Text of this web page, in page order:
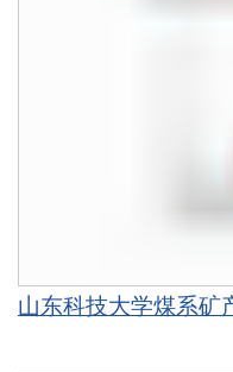
山东科技大学煤系矿